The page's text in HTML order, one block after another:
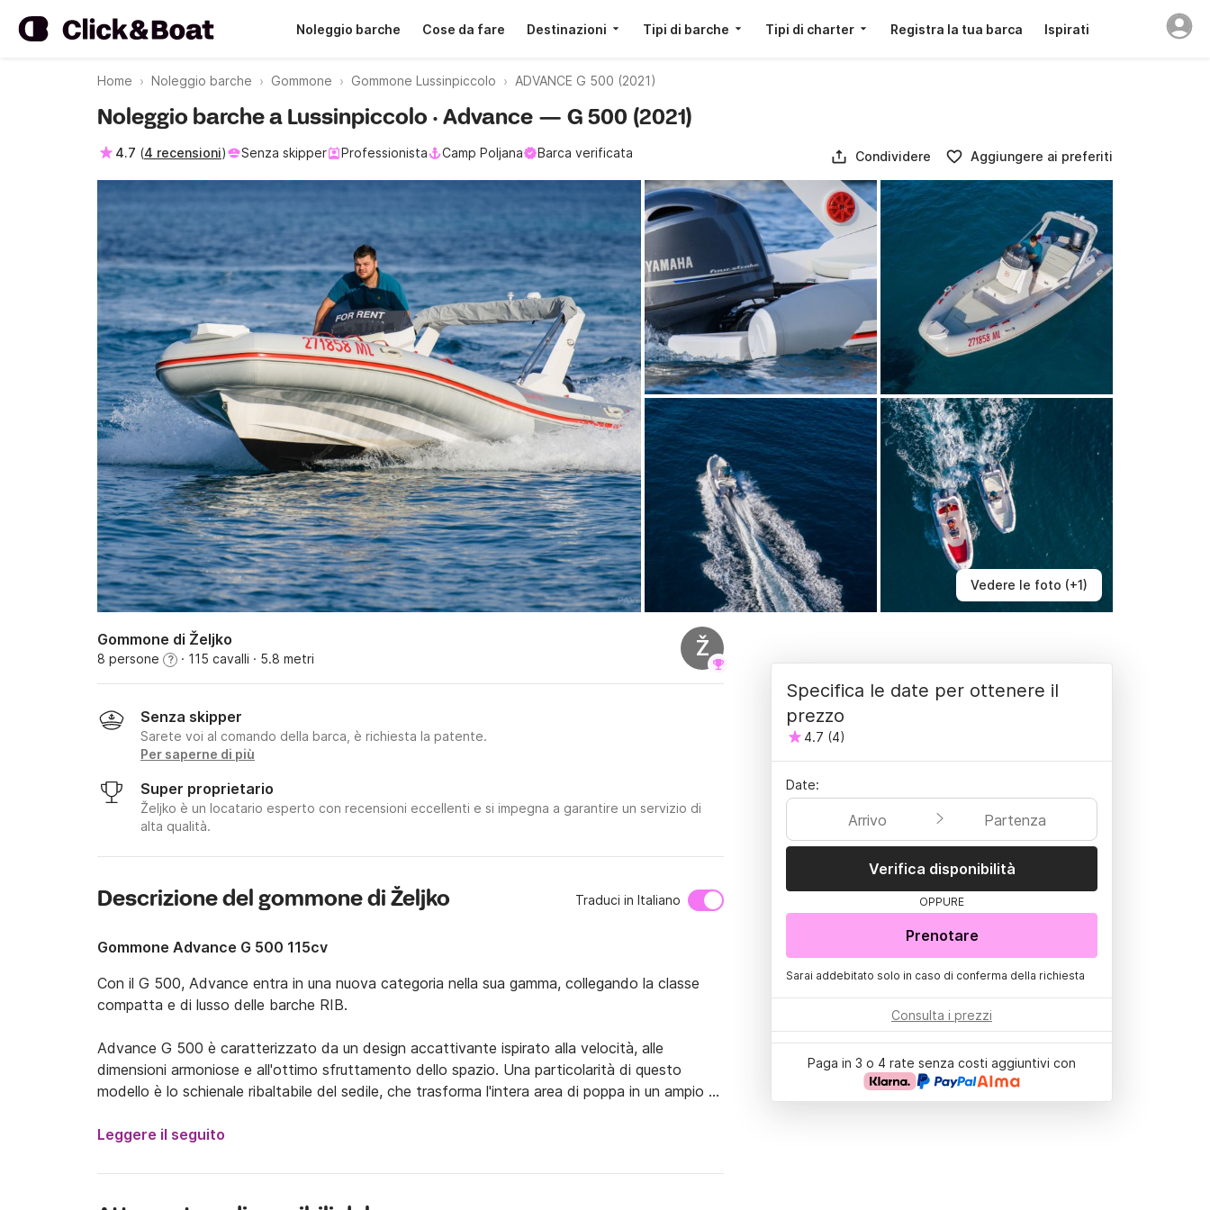
Noleggio barche Cose da fare Destinazioni Tipi di barche Tipi di charter Registra la tua barca Ispirati
Home Noleggio barche Gommone Gommone Lussinpiccolo ADVANCE G 500 (2021)
Vedere le foto (+1)
Noleggio barche a Lussinpiccolo · Advance — G 500 (2021)
4.7 (4 recensioni) Senza skipper Professionista Camp Poljana Barca verificata Condividere Aggiungere ai preferiti
Gommone di Željko
8 persone ? · 115 cavalli · 5.8 metri Ž
Senza skipper
Sarete voi al comando della barca, è richiesta la patente.
Per saperne di più
Super proprietario
Željko è un locatario esperto con recensioni eccellenti e si impegna a garantire un servizio di
alta qualità.
Descrizione del gommone di Željko Traduci in Italiano
Gommone Advance G 500 115cv
Con il G 500, Advance entra in una nuova categoria nella sua gamma, collegando la classe
compatta e di lusso delle barche RIB.
Advance G 500 è caratterizzato da un design accattivante ispirato alla velocità, alle
dimensioni armoniose e all'ottimo sfruttamento dello spazio. Una particolarità di questo
modello è lo schienale ribaltabile del sedile, che trasforma l'intera area di poppa in un ampio
fornendo inoltre un accesso più facile alla piattaforma.
Sotto la zona poppiera si trovano tre vani portaoggetti: un grande vano centrale e uno più
Leggere il seguito
Specifica le date per ottenere il
prezzo
4.7 (4)
Date:
Arrivo Partenza
Verifica disponibilità
OPPURE
Prenotare
Sarai addebitato solo in caso di conferma della richiesta
Consulta i prezzi
Paga in 3 o 4 rate senza costi aggiuntivi con